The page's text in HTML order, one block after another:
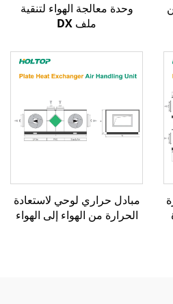
وحدة معالجة الهواء لتنقية
ملف DX
مبادل حراري لوحي لاستعادة
الحرارة من الهواء إلى الهواء